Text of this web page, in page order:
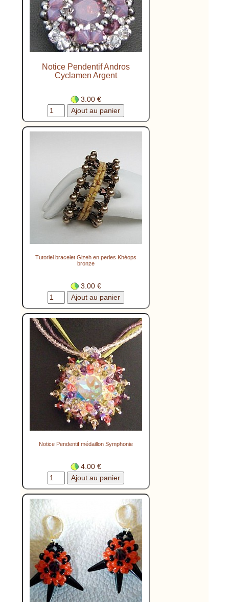
Notice Pendentif Andros
Cyclamen Argent
3.00 €
Tutoriel bracelet Gizeh en perles Khéops
bronze
3.00 €
Notice Pendentif médaillon Symphonie
4.00 €